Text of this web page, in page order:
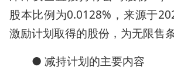
股本比例为0.0128%，来源于
激励计划取得的股份，为无限售
● 减持计划的主要内容